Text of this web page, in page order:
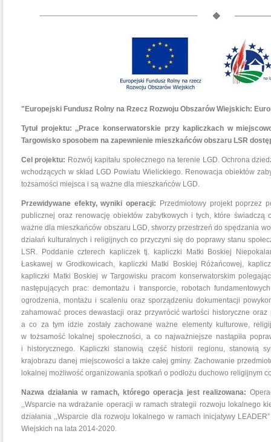
"Europejski Fundusz Rolny na Rzecz Rozwoju Obszarów Wiejskich:
Tytuł projektu: ,,Prace konserwatorskie przy kapliczkach w
Targowisko sposobem na zapewnienie mieszkańców obszaru LSR
Cel projektu: Rozwój kapitału społecznego na terenie LGD. Ochrona
wchodzących w skład LGD Powiatu Wielickiego. Renowacja obiektów
tożsamości miejsca i są ważne dla mieszkańców LGD.
Przewidywane efekty, wyniki operacji:
Przedmiotowy projekt poprzez
publicznej oraz renowację obiektów zabytkowych i tych, które świadczą
ważne dla mieszkańców obszaru LGD, stworzy przestrzeń do spędzania
działań kulturalnych i religijnych co przyczyni się do poprawy stanu
LSR. Poddanie czterech kapliczek tj. kapliczki Matki Boskiej
Łaskawej w Grodkowicach, kapliczki Matki Boskiej Różańcowej,
kapliczki Matki Boskiej w Targowisku pracom konserwatorskim
następujących prac: demontażu i transporcie, robotach
ogrodzenia, montażu i scaleniu oraz sporządzeniu dokumentacji
zahamować proces dewastacji oraz przywrócić wartości historyczne
a co za tym idzie zostały zachowane ważne elementy kulturowe,
w tożsamość lokalnej społeczności, a co najważniejsze nastąpiła
i historycznego. Kapliczki stanowią część historii regionu, stanowią
krajobrazu danej miejscowości a także całej gminy. Zachowanie
lokalnej możliwość organizowania spotkań o podłożu duchowo religijnym
Nazwa działania w ramach, którego operacja jest realizowana:
,,Wsparcie na wdrażanie operacji w ramach strategii rozwoju lokalnego
działania ,,Wsparcie dla rozwoju lokalnego w ramach inicjatywy
Wiejskich na lata 2014-2020.